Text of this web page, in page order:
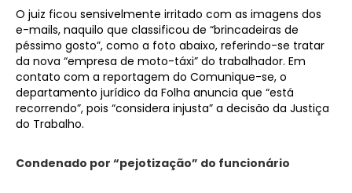
O juiz ficou sensivelmente irritado com as imagens dos
e-mails, naquilo que classificou de “brincadeiras de
péssimo gosto”, como a foto abaixo, referindo-se tratar
da nova “empresa de moto-táxi” do trabalhador. Em
contato com a reportagem do Comunique-se, o
departamento jurídico da Folha anuncia que “está
recorrendo”, pois “considera injusta” a decisão da Justiça
do Trabalho.
Condenado por “pejotização” do funcionário